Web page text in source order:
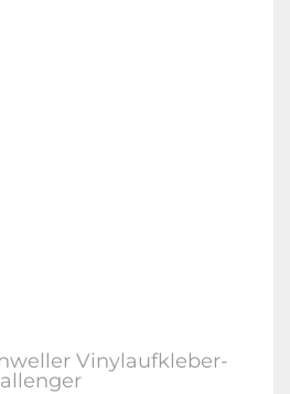
Vinylaufkleber-